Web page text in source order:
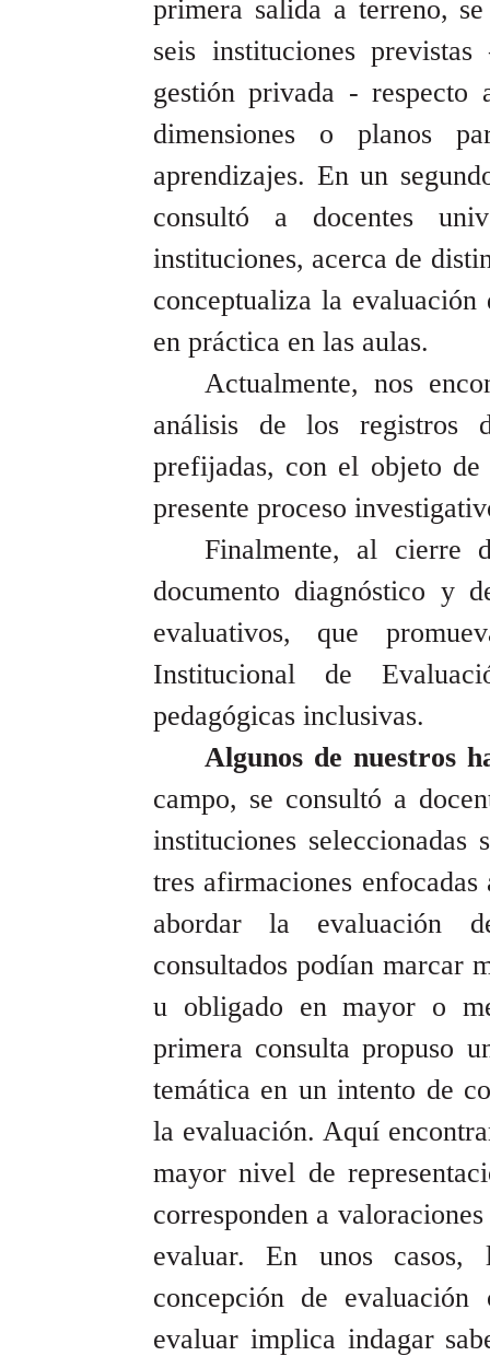
primera salida a terreno,
seis instituciones
gestión privada - respecto
dimensiones o planos
aprendizajes. En un
consultó a docentes
instituciones, acerca de
conceptualiza la
en práctica en las aulas.
Actualmente, nos
análisis de los registros
prefijadas, con el objeto
presente proceso
Finalmente, al cierre
documento diagnóstico y
evaluativos, que
Institucional de
pedagógicas inclusivas.
Algunos de nuestros
campo, se consultó a
instituciones
tres afirmaciones
abordar la evaluación
consultados podían marcar
u obligado en mayor o
primera consulta propuso
temática en un intento de
la evaluación. Aquí
mayor nivel de
corresponden a
evaluar. En unos casos,
concepción de
evaluar implica indagar